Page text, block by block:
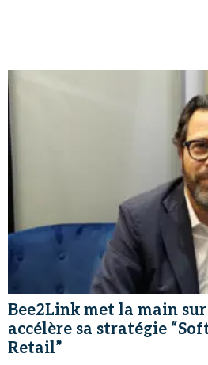
Bee2Link met la main
accélère sa stratégie
Retail”